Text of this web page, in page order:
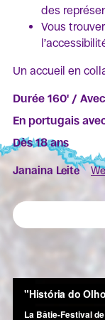
des
Vous
Un accueil en
Durée 160' /
En portugais
Dès 18 ans
Janaina Leite